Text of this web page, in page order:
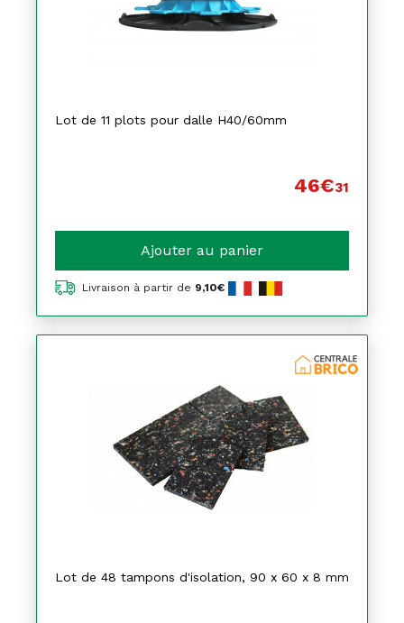
Lot de 11 plots pour dalle H40/60mm
46€31
Ajouter au panier
Livraison à partir de 9,10€
Lot de 48 tampons d'isolation, 90 x 60 x 8 mm